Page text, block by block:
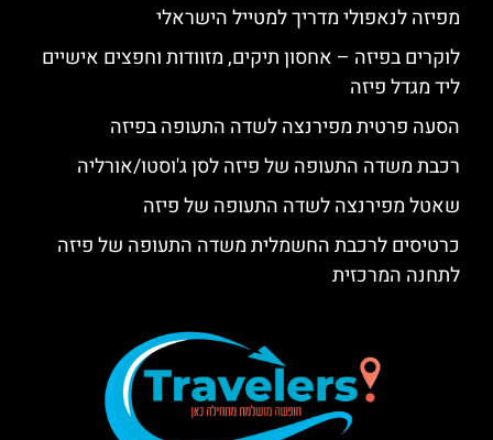
מפיזה לנאפולי מדריך למטייל הישראלי
לוקרים בפיזה – אחסון תיקים, מזוודות וחפצים אישיים
ליד מגדל פיזה
הסעה פרטית מפירנצה לשדה התעופה בפיזה
רכבת משדה התעופה של פיזה לסן ג'וסטו/אורליה
שאטל מפירנצה לשדה התעופה של פיזה
כרטיסים לרכבת החשמלית משדה התעופה של פיזה
לתחנה המרכזית